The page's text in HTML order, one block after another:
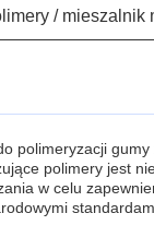
/ mieszalnik
polimeryzacji
polimery jest
w celu